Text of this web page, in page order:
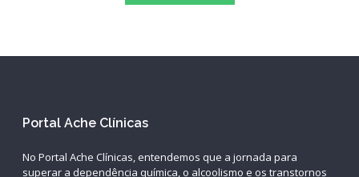
Portal Ache Clínicas
No Portal Ache Clínicas, entendemos que a jornada para
superar a dependência química, o alcoolismo e os transtornos